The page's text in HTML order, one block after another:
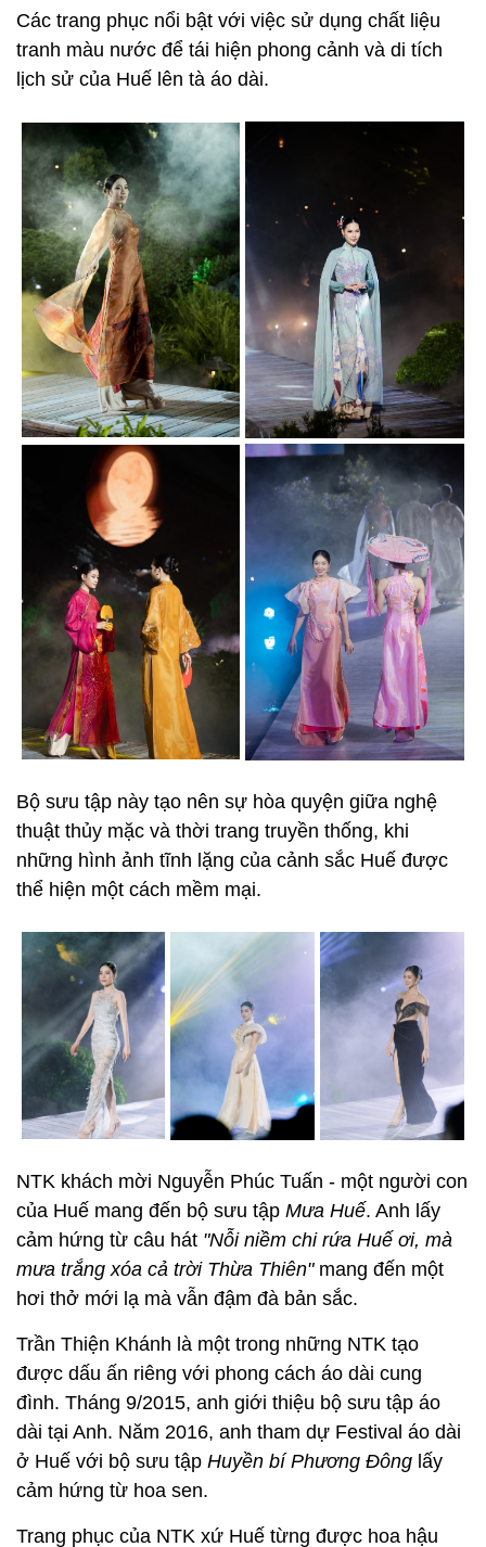
Các trang phục nổi bật với việc sử dụng chất liệu
tranh màu nước để tái hiện phong cảnh và di tích
lịch sử của Huế lên tà áo dài.
Bộ sưu tập này tạo nên sự hòa quyện giữa nghệ
thuật thủy mặc và thời trang truyền thống, khi
những hình ảnh tĩnh lặng của cảnh sắc Huế được
thể hiện một cách mềm mại.
NTK khách mời Nguyễn Phúc Tuấn - một người con
của Huế mang đến bộ sưu tập Mưa Huế. Anh lấy
cảm hứng từ câu hát "Nỗi niềm chi rứa Huế ơi, mà
mưa trắng xóa cả trời Thừa Thiên"mang đến một
hơi thở mới lạ mà vẫn đậm đà bản sắc.
Trần Thiện Khánh là một trong những NTK tạo
được dấu ấn riêng với phong cách áo dài cung
đình. Tháng 9/2015, anh giới thiệu bộ sưu tập áo
dài tại Anh. Năm 2016, anh tham dự Festival áo dài
ở Huế với bộ sưu tập Huyền bí Phương Đông lấy
cảm hứng từ hoa sen.
Trang phục của NTK xứ Huế từng được hoa hậu